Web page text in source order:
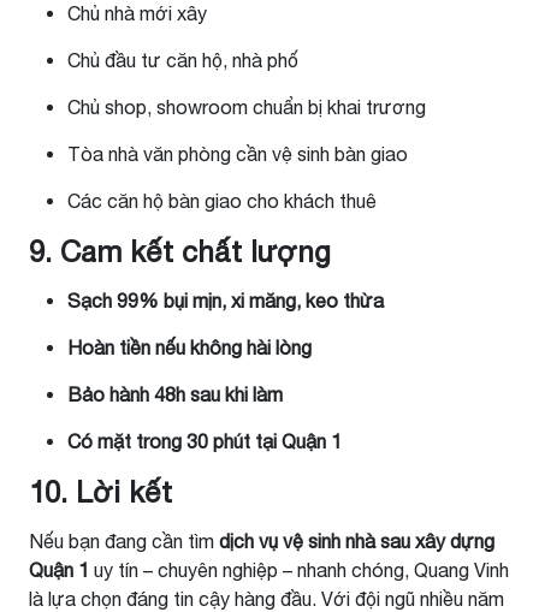
Chủ nhà mới xây
Chủ đầu tư căn hộ, nhà phố
Chủ shop, showroom chuẩn bị khai trương
Tòa nhà văn phòng cần vệ sinh bàn giao
Các căn hộ bàn giao cho khách thuê
9. Cam kết chất lượng
Sạch 99% bụi mịn, xi măng, keo thừa
Hoàn tiền nếu không hài lòng
Bảo hành 48h sau khi làm
Có mặt trong 30 phút tại Quận 1
10. Lời kết
Nếu bạn đang cần tìm dịch vụ vệ sinh nhà sau xây dựng
Quận 1 uy tín – chuyên nghiệp – nhanh chóng, Quang Vinh
là lựa chọn đáng tin cậy hàng đầu. Với đội ngũ nhiều năm